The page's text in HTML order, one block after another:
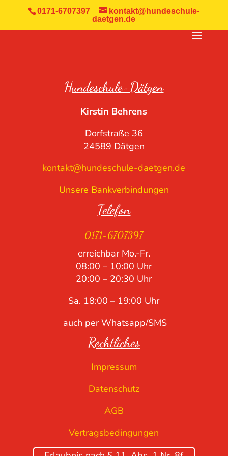
0171-6707397
kontakt@hundeschule-
daetgen.de
Hundeschule-Dätgen
Kirstin Behrens
Dorfstraße 36
24589 Dätgen
kontakt@hundeschule-daetgen.de
Unsere Bankverbindungen
Telefon
0171-6707397
erreichbar Mo.-Fr.
08:00 – 10:00 Uhr
20:00 – 20:30 Uhr
Sa. 18:00 – 19:00 Uhr
auch per Whatsapp/SMS
Rechtliches
Impressum
Datenschutz
AGB
Vertragsbedingungen